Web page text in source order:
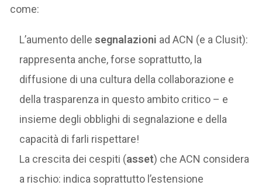
come:
L’aumento dellesegnalazioni ad ACN (e a Clusit):
rappresenta anche, forse soprattutto, la
diffusione di una cultura della collaborazione e
della trasparenza in questo ambito critico – e
insieme degli obblighi di segnalazione e della
capacità di farli rispettare!
La crescita dei cespiti (asset) che ACN considera
a rischio: indica soprattutto l’estensione